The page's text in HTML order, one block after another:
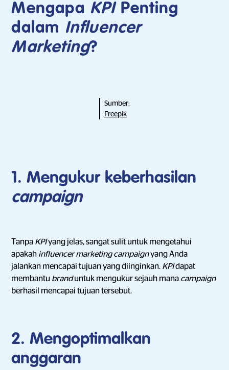
Mengapa KPI Penting
dalam Influencer
Marketing?
Sumber:
Freepik
1. Mengukur keberhasilan
campaign
Tanpa KPIyang jelas, sangat sulit untuk mengetahui
apakah influencer marketing campaignyang Anda
jalankan mencapai tujuan yang diinginkan. KPIdapat
membantu branduntuk mengukur sejauh mana campaign
berhasil mencapai tujuan tersebut.
2. Mengoptimalkan
anggaran